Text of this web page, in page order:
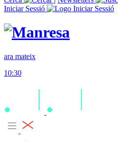
Iniciar Sessió
ara mateix
10:30